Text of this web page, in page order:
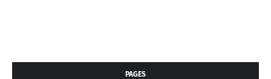
PAGES